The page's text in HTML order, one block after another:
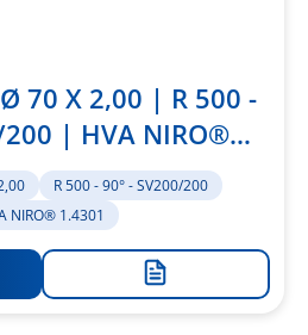
Ø 70 X 2,00 | R 500 -
200 | HVA NIRO®
1.4301R 500 - 90° - SV200/200
NIRO® 1.4301
Zur